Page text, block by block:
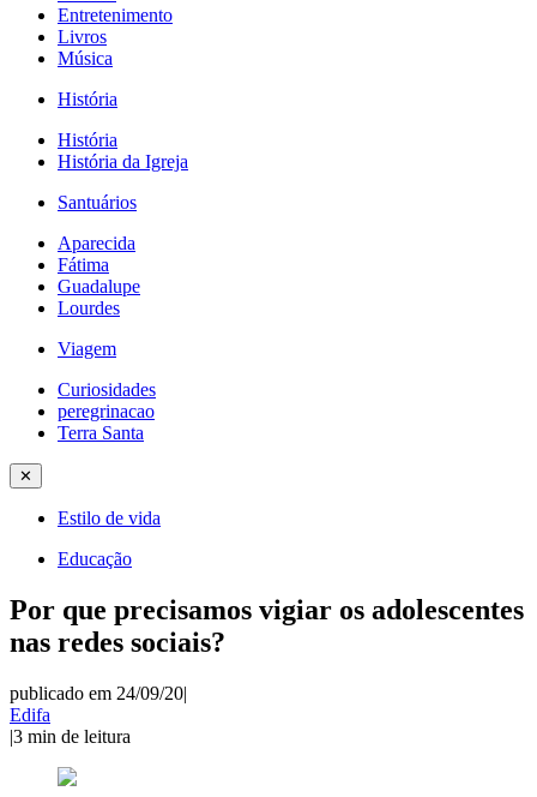
Entretenimento
Livros
Música
História
História
História da Igreja
Santuários
Aparecida
Fátima
Guadalupe
Lourdes
Viagem
Curiosidades
peregrinacao
Terra Santa
✕
Estilo de vida
Educação
Por que precisamos vigiar os adolescentes
nas redes sociais?
publicado em 24/09/20|
Edifa
|3 min de leitura